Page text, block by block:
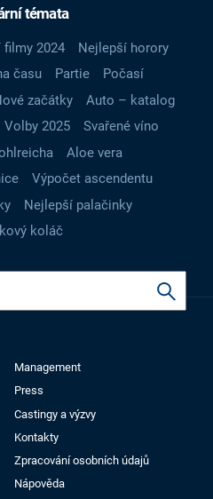
témata
filmy 2024
Nejlepší horory
času Partie
Počasí
začátky
Auto – katalog
Volby 2025
Svařené víno
Aloe vera
Výpočet ascendentu
Nejlepší palačinky
koláč
Management
Press
Castingy a výzvy
Kontakty
Zpracování osobních údajů
Nápověda